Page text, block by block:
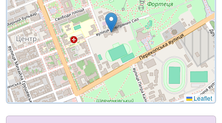
Leaflet